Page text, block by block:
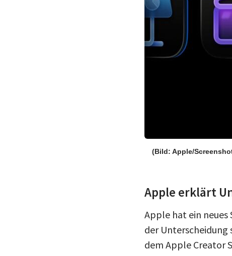
(Bild: Apple/
Apple erklärt
Apple hat ein
der Unterscheidung
dem Apple Creator